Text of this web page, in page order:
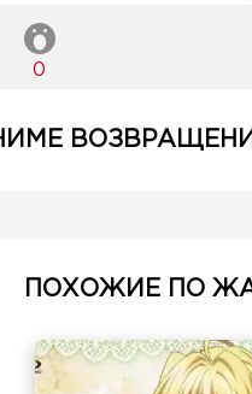
0
ПОХОЖИЕ ПО